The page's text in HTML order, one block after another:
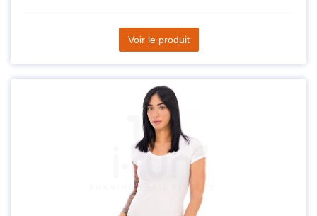
Voir le produit